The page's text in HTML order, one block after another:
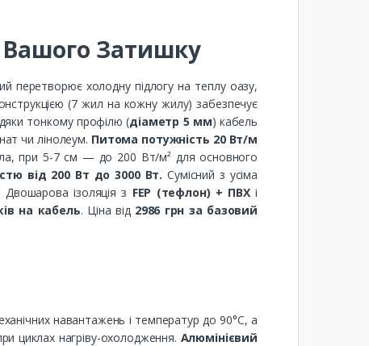
Вашого Затишку
перетворює холодну підлогу на теплу оазу,
(7 жил на кожну жилу) забезпечує
тонкому профілю (діаметр 5 мм) кабель
чи лінолеум. Питома потужність 20 Вт/м
при 5-7 см — до 200 Вт/м² для основного
від 200 Вт до 3000 Вт. Сумісний з усіма
ізоляція з FEP (тефлон) + ПВХі
на кабель. Ціна від 2986 грн за базовий
навантажень і температур до 90°C, а
циклах нагріву-охолодження. Алюмінієвий